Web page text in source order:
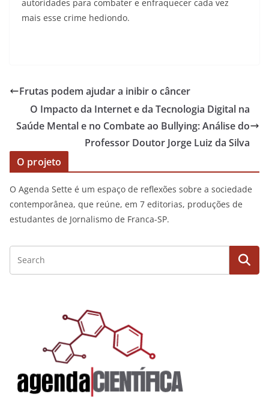
autoridades para combater e enfraquecer cada vez
mais esse crime hediondo.
Frutas podem ajudar a inibir o câncer
O Impacto da Internet e da Tecnologia Digital na
Saúde Mental e no Combate ao Bullying: Análise do
Professor Doutor Jorge Luiz da Silva
O projeto
O Agenda Sette é um espaço de reflexões sobre a sociedade
contemporânea, que reúne, em 7 editorias, produções de
estudantes de Jornalismo de Franca-SP.